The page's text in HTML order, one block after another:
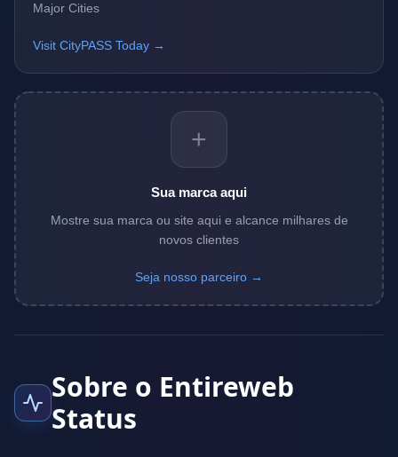
Major Cities
Visit CityPASS Today →
+
Sua marca aqui
Mostre sua marca ou site aqui e alcance milhares de
novos clientes
Seja nosso parceiro →
Sobre o Entireweb
Status